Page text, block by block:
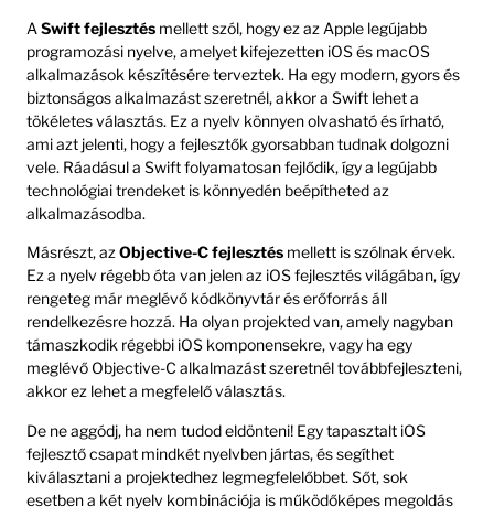
ASwift fejlesztés mellett szól, hogy ez az Apple legújabb
programozási nyelve, amelyet kifejezetten iOS és macOS
alkalmazások készítésére terveztek. Ha egy modern, gyors és
biztonságos alkalmazást szeretnél, akkor a Swift lehet a
tökéletes választás. Ez a nyelv könnyen olvasható és írható,
ami azt jelenti, hogy a fejlesztők gyorsabban tudnak dolgozni
vele. Ráadásul a Swift folyamatosan fejlődik, így a legújabb
technológiai trendeket is könnyedén beépítheted az
alkalmazásodba.
Másrészt, azObjective-C fejlesztés mellett is szólnak érvek.
Ez a nyelv régebb óta van jelen az iOS fejlesztés világában, így
rengeteg már meglévő kódkönyvtár és erőforrás áll
rendelkezésre hozzá. Ha olyan projekted van, amely nagyban
támaszkodik régebbi iOS komponensekre, vagy ha egy
meglévő Objective-C alkalmazást szeretnél továbbfejleszteni,
akkor ez lehet a megfelelő választás.
De ne aggódj, ha nem tudod eldönteni! Egy tapasztalt iOS
fejlesztő csapat mindkét nyelvben jártas, és segíthet
kiválasztani a projektedhez legmegfelelőbbet. Sőt, sok
esetben a két nyelv kombinációja is működőképes megoldás